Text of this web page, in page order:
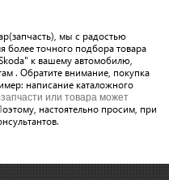
мы с радостью
более точного подбора товара
к вашему автомобилю,
. Обратите внимание, покупка
написание каталожного
или товара может
оэтому, настоятельно просим, при